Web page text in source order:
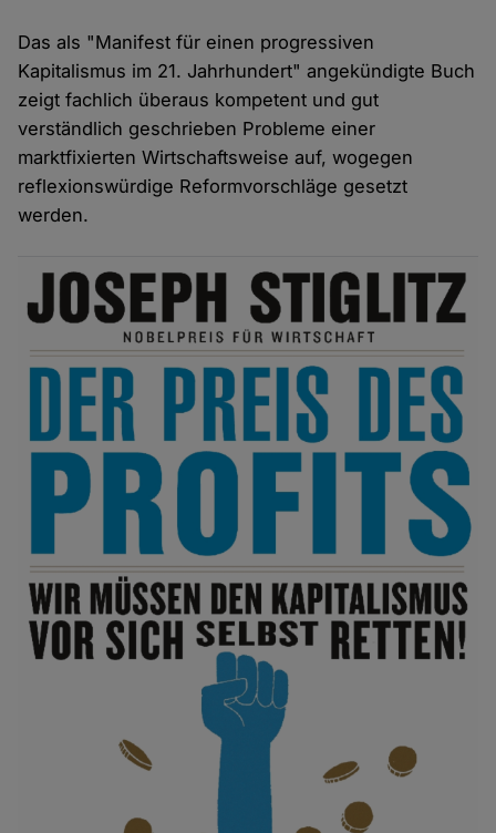
Das als "Manifest für einen progressiven
Kapitalismus im 21. Jahrhundert" angekündigte Buch
zeigt fachlich überaus kompetent und gut
verständlich geschrieben Probleme einer
marktfixierten Wirtschaftsweise auf, wogegen
reflexionswürdige Reformvorschläge gesetzt
werden.